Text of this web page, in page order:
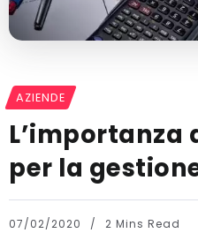
AZIENDE
L’importanza
per la
07/02/2020 2 Mins Read